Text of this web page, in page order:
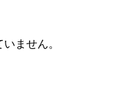
ません。